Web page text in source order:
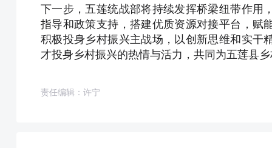
下一步，五莲统战部将持续发挥桥梁纽带作用
指导和政策支持，搭建优质资源对接平台，赋
积极投身乡村振兴主战场，以创新思维和实干
才投身乡村振兴的热情与活力，共同为五莲县
责任编辑：许宁